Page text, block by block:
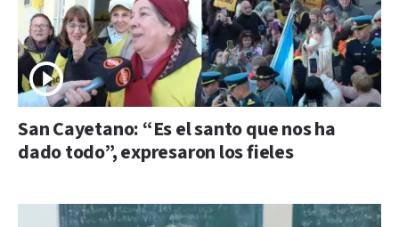
San Cayetano: “Es el santo que nos ha
dado todo”, expresaron los fieles